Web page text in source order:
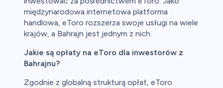
międzynarodowa internetowa platforma
handlowa, eToro rozszerza swoje usługi na wiele
krajów, a Bahrajn jest jednym z nich.
Jakie są opłaty na eToro dla inwestorów z
Bahrajnu?
Zgodnie z globalną strukturą opłat, eToro